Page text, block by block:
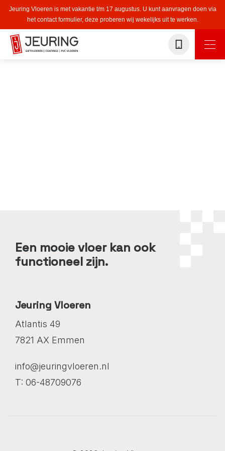
Jeuring Vloeren is met vakantie t/m 17 augustus. U kunt aanvragen doen via
het contact formulier, deze proberen wij wekelijks uit te werken.
Een mooie vloer kan ook
functioneel zijn.
Jeuring Vloeren
Atlantis 49
7821 AX Emmen
info@jeuringvloeren.nl
T: 06-48709076